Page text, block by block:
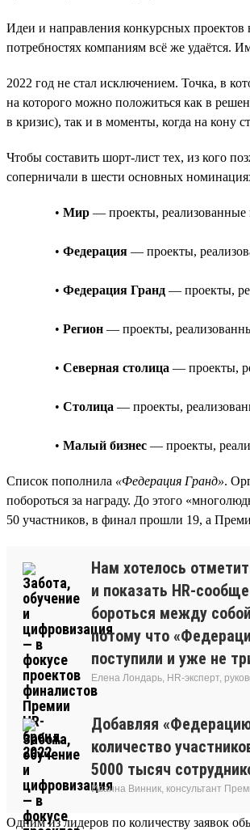
Идеи и направления конкурсных
потребностях компаниям всё же удаётся.
2022 год не стал исключением. Точка, в
на которого можно положиться как в
в кризис), так и в моменты, когда на кону
Чтобы составить шорт-лист тех, из кого
соперничали в шести основных
• Мир — проекты, реализованные
• Федерация — проекты,
• Федерация Гранд — проекты,
• Регион — проекты,
• Северная столица — проекты,
• Столица — проекты,
• Малый бизнес — проекты,
Список пополнила «Федерация Гранд».
побороться за награду. До этого
50 участников, в финал прошли 19, а
Нам хотелось
и показать HR-
бороться между
потому что
поступили и уже не
Елена Лондарь, HR-эксперт,
Добавляя
количество
5000 тысяч
Иванна Винник, консультант
Одним из лидеров по количеству заявок